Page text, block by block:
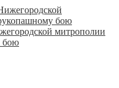
митрополии
бою